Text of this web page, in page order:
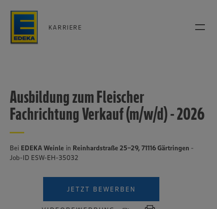
KARRIERE
Ausbildung zum Fleischer
Fachrichtung Verkauf (m/w/d) - 2026
Bei EDEKA Weinle in Reinhardstraße 25-29, 71116 Gärtringen -
Job-ID ESW-EH-35032
JETZT BEWERBEN